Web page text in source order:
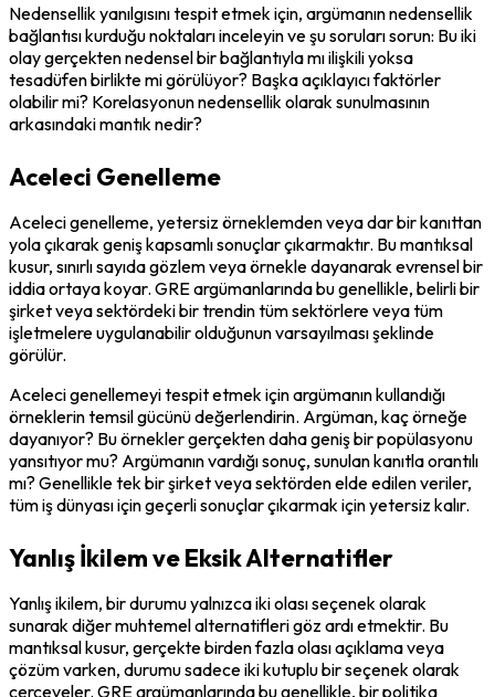
Nedensellik yanılgısını tespit etmek için, argümanın nedensellik
bağlantısı kurduğu noktaları inceleyin ve şu soruları sorun: Bu iki
olay gerçekten nedensel bir bağlantıyla mı ilişkili yoksa
tesadüfen birlikte mi görülüyor? Başka açıklayıcı faktörler
olabilir mi? Korelasyonun nedensellik olarak sunulmasının
arkasındaki mantık nedir?
Aceleci Genelleme
Aceleci genelleme, yetersiz örneklemden veya dar bir kanıttan
yola çıkarak geniş kapsamlı sonuçlar çıkarmaktır. Bu mantıksal
kusur, sınırlı sayıda gözlem veya örnekle dayanarak evrensel bir
iddia ortaya koyar. GRE argümanlarında bu genellikle, belirli bir
şirket veya sektördeki bir trendin tüm sektörlere veya tüm
işletmelere uygulanabilir olduğunun varsayılması şeklinde
görülür.
Aceleci genellemeyi tespit etmek için argümanın kullandığı
örneklerin temsil gücünü değerlendirin. Argüman, kaç örneğe
dayanıyor? Bu örnekler gerçekten daha geniş bir popülasyonu
yansıtıyor mu? Argümanın vardığı sonuç, sunulan kanıtla orantılı
mı? Genellikle tek bir şirket veya sektörden elde edilen veriler,
tüm iş dünyası için geçerli sonuçlar çıkarmak için yetersiz kalır.
Yanlış İkilem ve Eksik Alternatifler
Yanlış ikilem, bir durumu yalnızca iki olası seçenek olarak
sunarak diğer muhtemel alternatifleri göz ardı etmektir. Bu
mantıksal kusur, gerçekte birden fazla olası açıklama veya
çözüm varken, durumu sadece iki kutuplu bir seçenek olarak
çerçeveler. GRE argümanlarında bu genellikle, bir politika